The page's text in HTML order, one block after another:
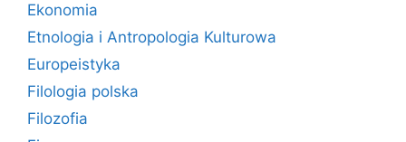
Ekonomia
Etnologia i Antropologia Kulturowa
Europeistyka
Filologia polska
Filozofia